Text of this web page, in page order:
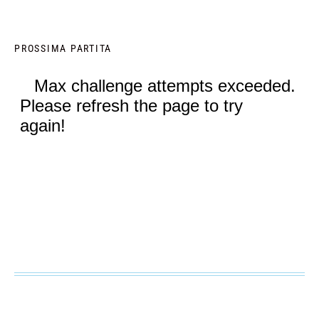
PROSSIMA PARTITA